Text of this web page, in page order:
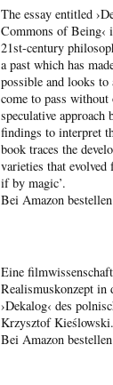
The essay entitled
Commons of Being‹
21st-century
a past which has
possible and looks
come to pass
speculative approach
findings to interpret
book traces the
varieties that evolved
if by magic’.
Bei Amazon bestellen
Eine
Realismuskonzept in
›Dekalog‹ des
Krzysztof Kieślowski.
Bei Amazon bestellen